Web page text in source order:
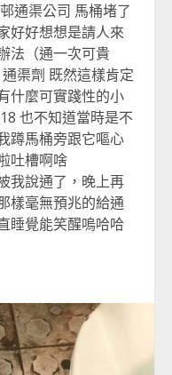
通渠公司 馬桶堵了
好好想想是請人來
法（通一次可貴
渠劑 既然這樣肯定
什麼可實踐性的小
也不知道當時是不
蹲馬桶旁跟它嘔心
吐槽啊啥
我說通了，晚上再
樣毫無預兆的給通
睡覺能笑醒嗚哈哈